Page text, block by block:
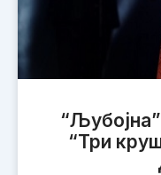
“Три